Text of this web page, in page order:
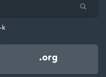
k
.org